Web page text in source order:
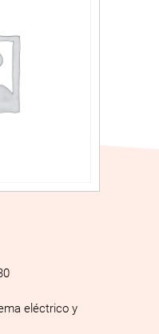
eléctrico y